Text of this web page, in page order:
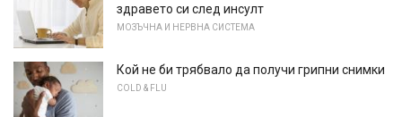
здравето си след инсулт
МОЗЪЧНА И НЕРВНА СИСТЕМА
Кой не би трябвало да получи грипни снимки
COLD & FLU